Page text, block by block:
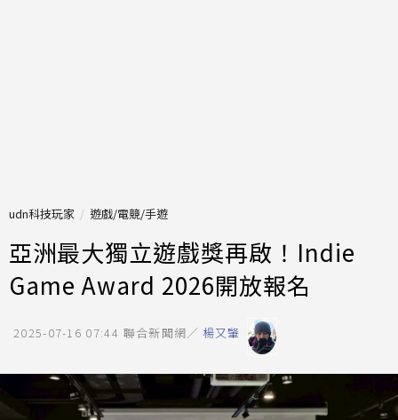
udn科技玩家 遊戲/電競/手遊
亞洲最大獨立遊戲獎再啟！Indie
Game Award 2026開放報名
2025-07-16 07:44 聯合新聞網／ 楊又肇